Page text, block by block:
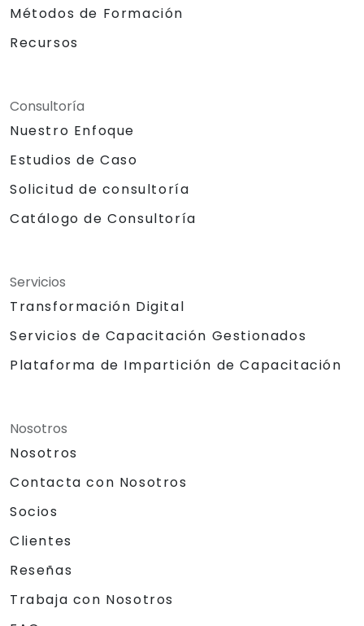
Métodos de Formación
Recursos
Consultoría
Nuestro Enfoque
Estudios de Caso
Solicitud de consultoría
Catálogo de Consultoría
Servicios
Transformación Digital
Servicios de Capacitación Gestionados
Plataforma de Impartición de Capacitación
Nosotros
Nosotros
Contacta con Nosotros
Socios
Clientes
Reseñas
Trabaja con Nosotros